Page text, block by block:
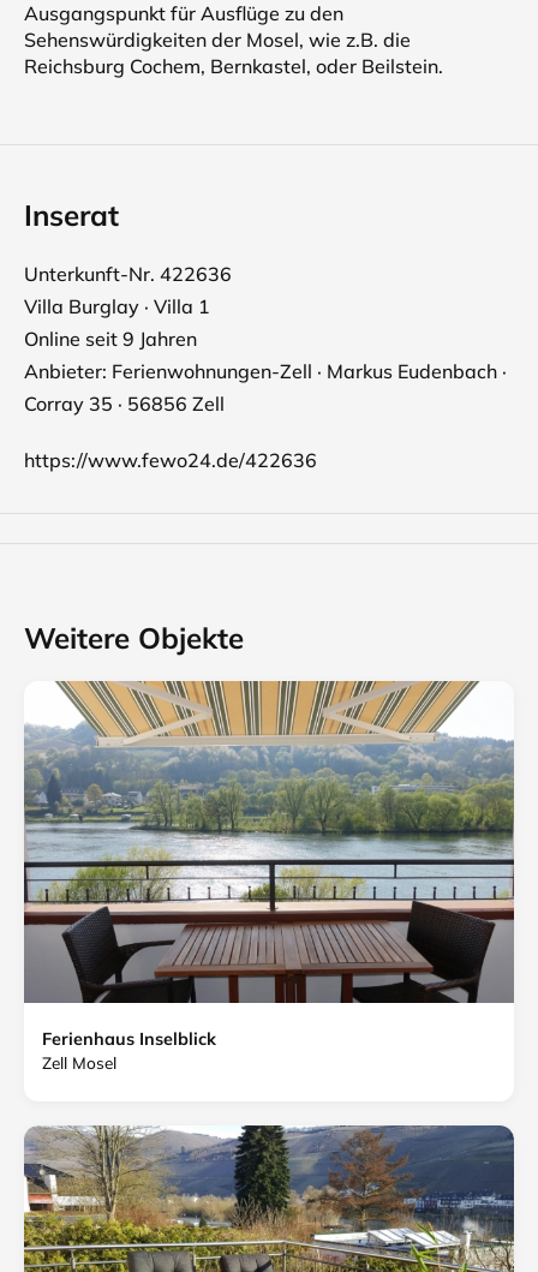
Ausgangspunkt für Ausflüge zu den
Sehenswürdigkeiten der Mosel, wie z.B. die
Reichsburg Cochem, Bernkastel, oder Beilstein.
Inserat
Unterkunft-Nr. 422636
Villa Burglay · Villa 1
Online seit 9 Jahren
Anbieter: Ferienwohnungen-Zell · Markus Eudenbach ·
Corray 35 · 56856 Zell
https://www.fewo24.de/422636
Weitere Objekte
Ferienhaus Inselblick
Zell Mosel